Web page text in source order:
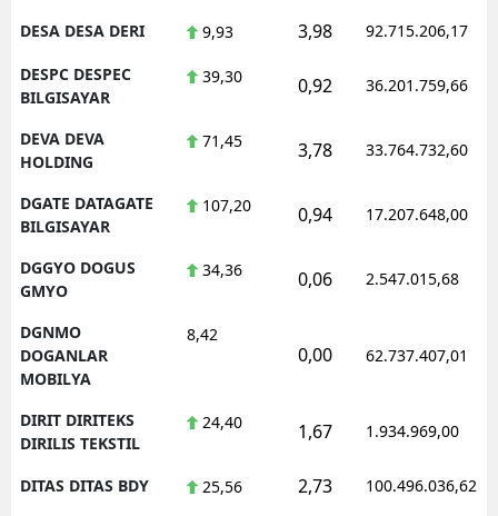
DESA DESA DERI 9,93 3,98 92.715.206,17
DESPC DESPEC
BILGISAYAR
39,30 0,92 36.201.759,66
DEVA DEVA
HOLDING
71,45 3,78 33.764.732,60
DGATE DATAGATE
BILGISAYAR
107,20 0,94 17.207.648,00
DGGYO DOGUS
GMYO
34,36 0,06 2.547.015,68
DGNMO
DOGANLAR
MOBILYA
8,42
0,00 62.737.407,01
DIRIT DIRITEKS
DIRILIS TEKSTIL
24,40 1,67 1.934.969,00
DITAS DITAS BDY 25,56 2,73 100.496.036,62